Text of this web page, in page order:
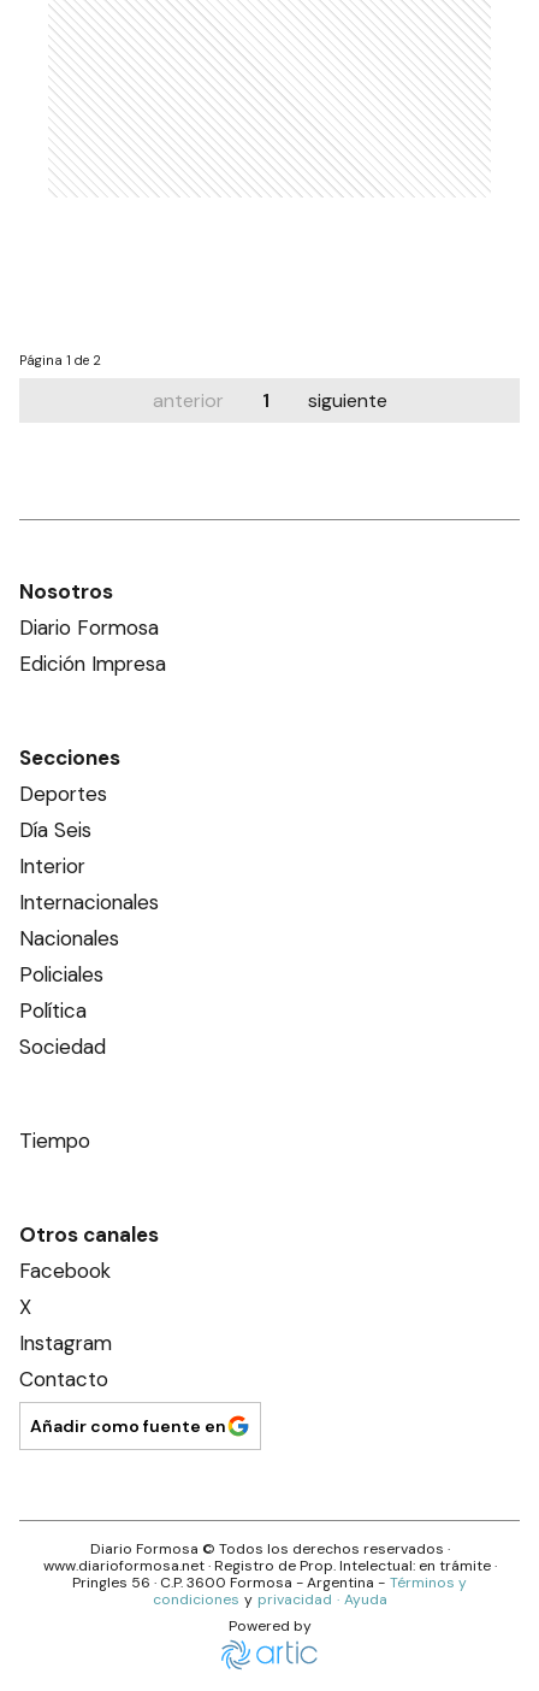
Página 1 de 2
anterior 1 siguiente
Nosotros
Diario Formosa
Edición Impresa
Secciones
Deportes
Día Seis
Interior
Internacionales
Nacionales
Policiales
Política
Sociedad
Tiempo
Otros canales
Facebook
X
Instagram
Contacto
Añadir como fuente en
Diario Formosa © Todos los derechos reservados ·
www.diarioformosa.net · Registro de Prop. Intelectual: en trámite ·
Pringles 56 · C.P.3600 Formosa - Argentina - Términos y
condiciones y privacidad · Ayuda
Powered by